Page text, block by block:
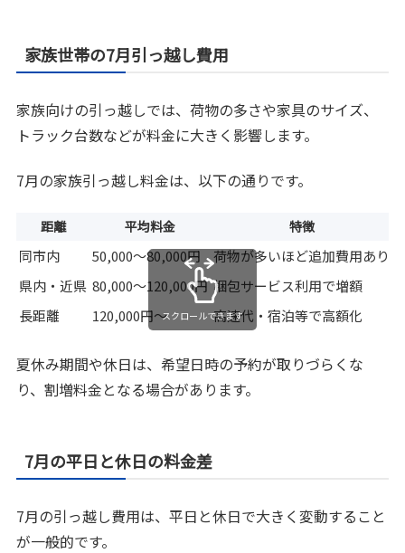
家族世帯の7月引っ越し費用
家族向けの引っ越しでは、荷物の多さや家具のサイズ、
トラック台数などが料金に大きく影響します。
7月の家族引っ越し料金は、以下の通りです。
距離 平均料金 特徴
同市内 50,000～80,000円
荷物が多いほど追加費用あり
県内・近県 80,000～120,000円 梱包サービス利用で増額
長距離
120,000円～ 高速代・宿泊等で高額化
スクロールできます
夏休み期間や休日は、希望日時の予約が取りづらくな
り、割増料金となる場合があります。
7月の平日と休日の料金差
7月の引っ越し費用は、平日と休日で大きく変動すること
が一般的です。